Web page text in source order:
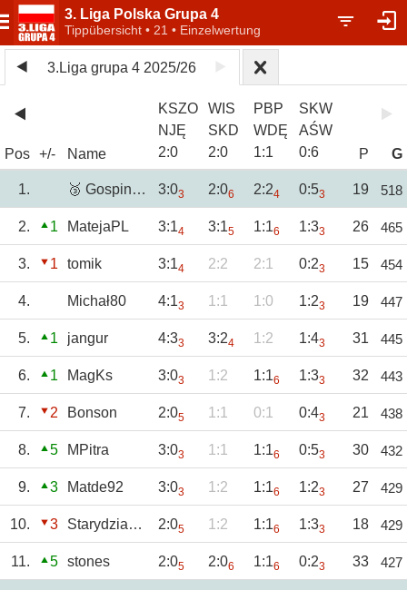
3. Liga Polska Grupa 4
Tippübersicht • 21 • Einzelwertung
3.Liga grupa 4 2025/26
Pos +/- Name
KSZO
NJĘ
2:0
WIS
SKD
2:0
PBP
WDĘ
1:1
SKW
AŚW
0:6 P G
1. 🥉 GospinTBG 3:03 2:06 2:24 0:53 19 518
2. 1 MatejaPL 3:14 3:15 1:16 1:33 26 465
3. 1 tomik 3:14 2:2 2:1 0:23 15 454
4. Michał80 4:13 1:1 1:0 1:23 19 447
5. 1 jangur 4:33 3:24 1:2 1:43 31 445
6. 1 MagKs 3:03 1:2 1:16 1:33 32 443
7. 2 Bonson 2:05 1:1 0:1 0:43 21 438
8. 5 MPitra 3:03 1:1 1:16 0:53 30 432
9. 3 Matde92 3:03 1:2 1:16 1:23 27 429
10. 3 Starydziad58 2:05 1:2 1:16 1:33 18 429
11. 5 stones 2:05 2:06 1:16 0:23 33 427